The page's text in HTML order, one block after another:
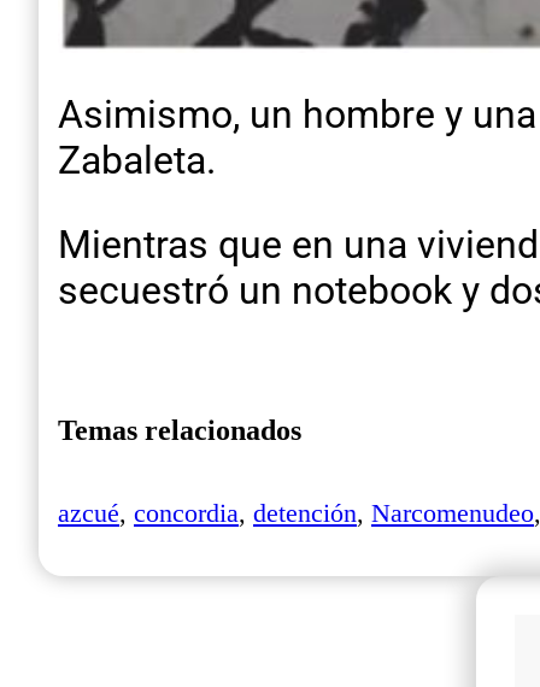
Asimismo, un hombre y
Zabaleta.
Mientras que en una
secuestró un notebook y
Temas relacionados
azcué, concordia, detención, Narcomenudeo